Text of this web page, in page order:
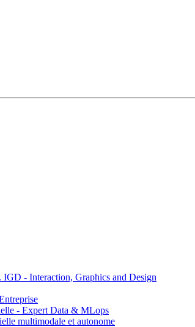
- Interaction, Graphics and Design
- Expert Data & MLops
multimodale et autonome